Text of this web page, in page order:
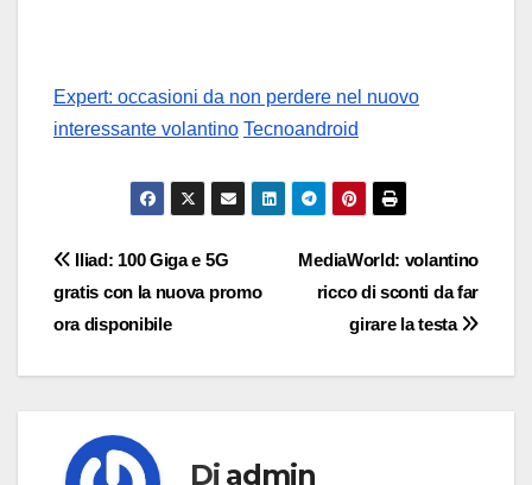
Expert: occasioni da non perdere nel nuovo
interessante volantino Tecnoandroid
Navigazione
articoli
MediaWorld: volantino
ricco di sconti da far
girare la testa
Iliad: 100 Giga e 5G
gratis con la nuova promo
ora disponibile
Di admin